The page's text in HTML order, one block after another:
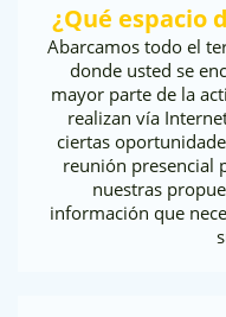
¿Qué espacio
Abarcamos todo el
donde usted se
mayor parte de la
realizan vía
ciertas
reunión presencial
nuestras
información que